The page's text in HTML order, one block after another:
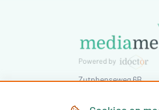
Zutphenseweg 6B
Tel:030-7603620